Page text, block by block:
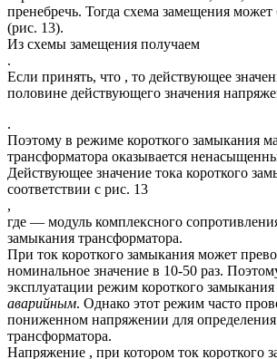
пренебречь. Тогда схема замещения
(рис. 13).
Из схемы замещения получаем
.
Если принять, что , то действующее
половине действующего значения
.
Поэтому в режиме короткого замыкания
трансформатора оказывается
Действующее значение тока короткого
соответствии с рис. 13
,
где — модуль комплексного
замыкания трансформатора.
При ток короткого замыкания может
номинальное значение в 10-50 раз.
эксплуатации режим короткого замыкания
аварийным. Однако этот режим часто
пониженном напряжении для определения
трансформатора.
Напряжение , при котором ток короткого